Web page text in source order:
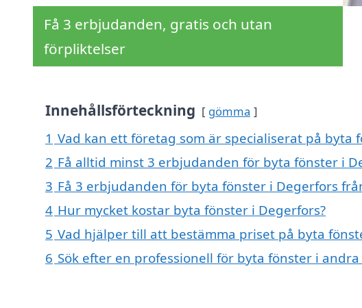
Få 3 erbjudanden, gratis och utan
förpliktelser
Innehållsförteckning gömma
1 Vad kan ett företag som är specialiserat på byta
2 Få alltid minst 3 erbjudanden för byta fönster i
3 Få 3 erbjudanden för byta fönster i Degerfors
4 Hur mycket kostar byta fönster i Degerfors?
5 Vad hjälper till att bestämma priset på byta
6 Sök efter en professionell för byta fönster i